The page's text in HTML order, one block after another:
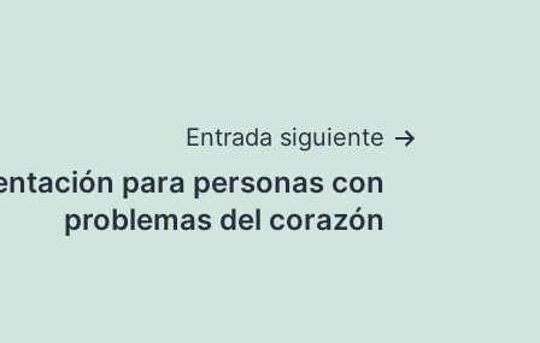
Entrada siguiente
para personas con
problemas del corazón